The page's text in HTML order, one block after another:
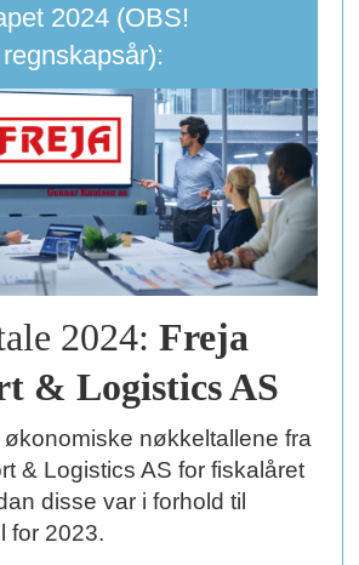
2024 (OBS!
2024: Freja
& Logistics AS
nøkkeltallene fra
& Logistics AS for fiskalåret
disse var i forhold til
for 2023.